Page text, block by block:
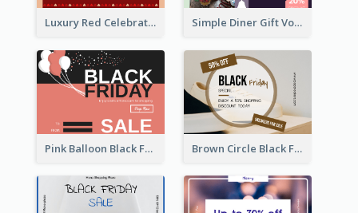
Luxury Red Celebration Gift Card Template Design Simple Diner Gift Voucher Design Template
Pink Balloon Black Friday Shopping Sale Gift Card Brown Circle Black Friday Sneakers Sale Gift Card